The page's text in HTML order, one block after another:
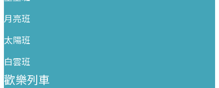
月亮班
太陽班
白雲班
歡樂列車